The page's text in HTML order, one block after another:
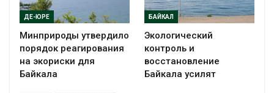
ДЕ-ЮРЕ
Минприроды утвердило
порядок реагирования
на экориски для
Байкала
БАЙКАЛ
Экологический
контроль и
восстановление
Байкала усилят